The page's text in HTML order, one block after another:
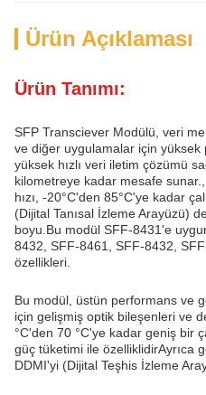
Ürün Açıklaması
Ürün Tanımı:
SFP Transciever Modülü, veri
ve diğer uygulamalar için yüksek
yüksek hızlı veri iletim çözümü
kilometreye kadar mesafe
hızı, -20°C'den 85°C'ye kadar
(Dijital Tanısal İzleme Arayüzü)
boyu.Bu modül SFF-8431'e
8432, SFF-8461, SFF-8432,
özellikleri.
Bu modül, üstün performans ve
için gelişmiş optik bileşenleri ve
°C'den 70 °C'ye kadar geniş bir
güç tüketimi ile özelliklidirAyrıca
DDMI'yi (Dijital Teşhis İzleme